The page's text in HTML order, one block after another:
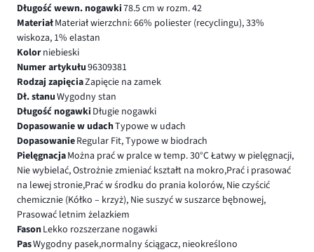
Długość wewn. nogawki78.5 cm w rozm. 42
MateriałMateriał wierzchni: 66% poliester (recyclingu), 33%
wiskoza, 1% elastan
Kolorniebieski
Numer artykułu96309381
Rodzaj zapięciaZapięcie na zamek
Dł. stanuWygodny stan
Długość nogawki Długie nogawki
Dopasowanie w udachTypowe w udach
DopasowanieRegular Fit, Typowe w biodrach
PielęgnacjaMożna prać w pralce w temp. 30°C Łatwy w pielęgnacji,
Nie wybielać, Ostrożnie zmieniać kształt na mokro,Prać i prasować
na lewej stronie,Prać w środku do prania kolorów, Nie czyścić
chemicznie (Kółko – krzyż), Nie suszyć w suszarce bębnowej,
Prasować letnim żelazkiem
FasonLekko rozszerzane nogawki
PasWygodny pasek,normalny ściągacz, nieokreślono